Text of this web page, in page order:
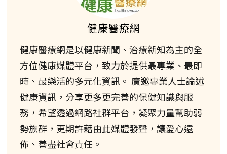
健康醫療網
健康醫療網是以健康新聞、治療新知為主的全
方位健康媒體平台，致力於提供最專業、最即
時、最樂活的多元化資訊。 廣邀專業人士論述
健康資訊，分享更多更完善的保健知識與服
務，希望透過網路社群平台，凝聚力量幫助弱
勢族群，更期許藉由此媒體發聲，讓愛心遠
佈、善盡社會責任。